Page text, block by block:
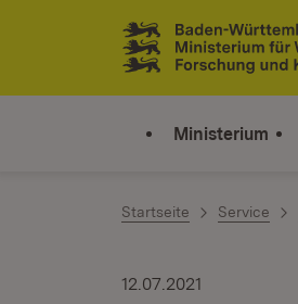
Zum Inhalt springen
Link zur Startseite
Ministerium
Startseite Service
12.07.2021